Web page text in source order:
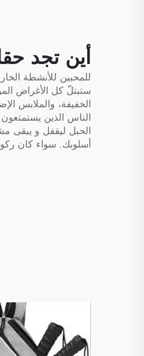
لأحذية
أين تجد
للمحبين للأنشطة
ستبتلّ كل الأغراض
الخفيفة، والملابس
الناس الذين يستمتعون
الحبل ليقفل و يبقى
أسلوبك. سواء كان